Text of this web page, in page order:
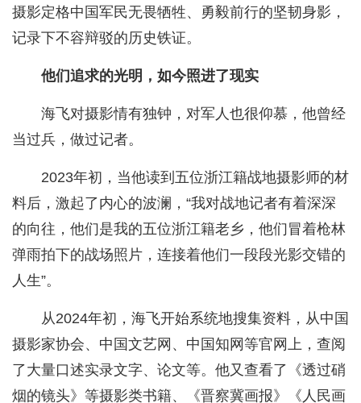
摄影定格中国军民无畏牺牲、勇毅前行的坚韧身影，
记录下不容辩驳的历史铁证。
他们追求的光明，如今照进了现实
海飞对摄影情有独钟，对军人也很仰慕，他曾经
当过兵，做过记者。
2023年初，当他读到五位浙江籍战地摄影师的材
料后，激起了内心的波澜，“我对战地记者有着深深
的向往，他们是我的五位浙江籍老乡，他们冒着枪林
弹雨拍下的战场照片，连接着他们一段段光影交错的
人生”。
从2024年初，海飞开始系统地搜集资料，从中国
摄影家协会、中国文艺网、中国知网等官网上，查阅
了大量口述实录文字、论文等。他又查看了《透过硝
烟的镜头》等摄影类书籍、《晋察冀画报》《人民画